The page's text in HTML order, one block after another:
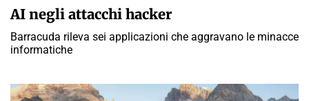
AI negli attacchi hacker
Barracuda rileva sei applicazioni che aggravano le minacce
informatiche